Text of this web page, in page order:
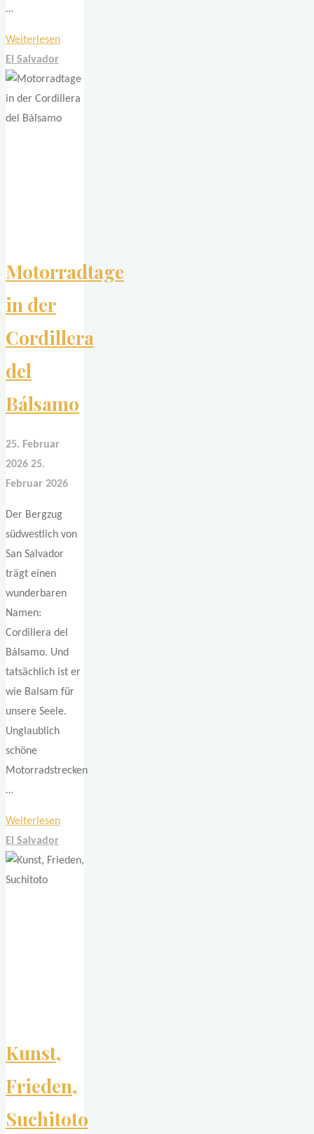
…
Weiterlesen"Farmleben
San
Francisco
ohne
El Salvador
Motorradtage
in der
Cordillera
del
Bálsamo
25. Februar
2026 25.
Februar 2026
Der Bergzug
südwestlich von
San Salvador
trägt einen
wunderbaren
Namen:
Cordillera del
Bálsamo. Und
tatsächlich ist er
wie Balsam für
unsere Seele.
Unglaublich
schöne
Motorradstrecken
…
Weiterlesen"Motorradtage
der
El Salvador
Kunst,
Frieden,
Suchitoto